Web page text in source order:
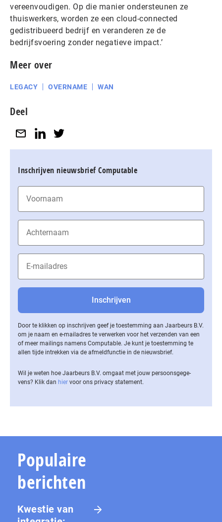
vereenvoudigen. Op die manier ondersteunen ze
thuiswerkers, worden ze een cloud-connected
gedistribueerd bedrijf en veranderen ze de
bedrijfsvoering zonder negatieve impact.’
Meer over
LEGACY OVERNAME WAN
Deel
Inschrijven nieuwsbrief Computable
Door te klikken op inschrijven geef je toestemming aan Jaarbeurs B.V.
om je naam en e-mailadres te verwerken voor het verzenden van een
of meer mailings namens Computable. Je kunt je toestemming te
allen tijde intrekken via de af­meld­func­tie in de nieuwsbrief.
Wil je weten hoe Jaarbeurs B.V. omgaat met jouw per­soons­ge­ge­
vens? Klik dan hier voor ons privacy statement.
Populaire
berichten
Kwestie van